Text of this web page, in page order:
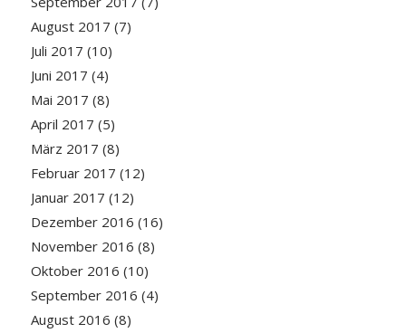
August 2017 (7)
Juli 2017 (10)
Juni 2017 (4)
Mai 2017 (8)
April 2017 (5)
März 2017 (8)
Februar 2017 (12)
Januar 2017 (12)
Dezember 2016 (16)
November 2016 (8)
Oktober 2016 (10)
September 2016 (4)
August 2016 (8)